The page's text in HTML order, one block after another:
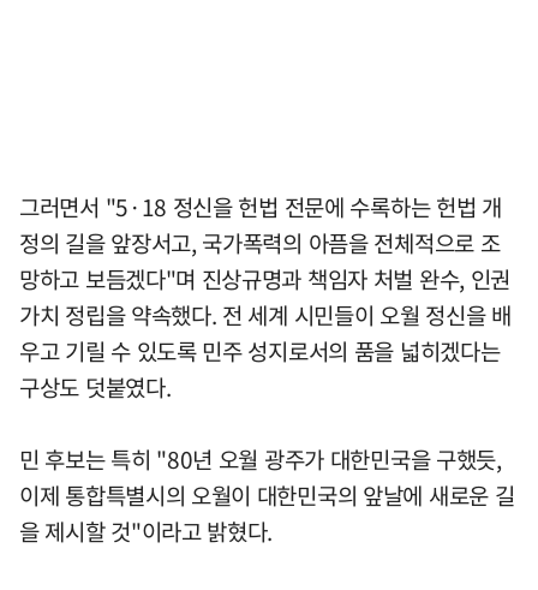
그러면서 "5·18 정신을 헌법 전문에 수록하는 헌법 개
정의 길을 앞장서고, 국가폭력의 아픔을 전체적으로 조
망하고 보듬겠다"며 진상규명과 책임자 처벌 완수, 인권
가치 정립을 약속했다. 전 세계 시민들이 오월 정신을 배
우고 기릴 수 있도록 민주 성지로서의 품을 넓히겠다는
구상도 덧붙였다.
민 후보는 특히 "80년 오월 광주가 대한민국을 구했듯,
이제 통합특별시의 오월이 대한민국의 앞날에 새로운 길
을 제시할 것"이라고 밝혔다.